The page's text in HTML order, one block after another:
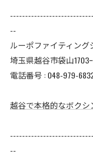
--
ルーポファイティング
埼玉県越谷市袋山1703
電話番号 : 048-979-
越谷で本格的なボクシ
--